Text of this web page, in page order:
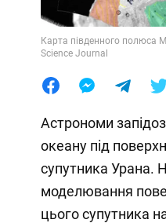
Карта південного полюса
Science Journal
Астрономи
океану під
супутника Урана.
моделювання
цього супутника